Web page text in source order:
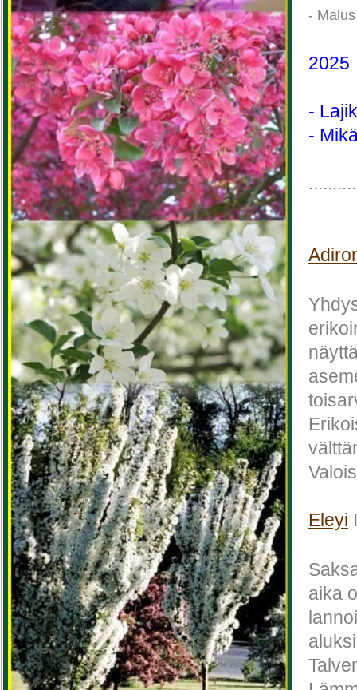
-
2025
-
-
Eleyi
aika